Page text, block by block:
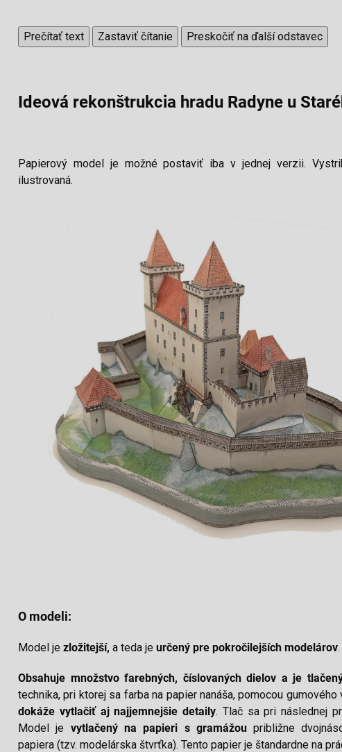
Prečítať text Zastaviť čítanie Preskočiť na ďalší odstavec
Ideová rekonštrukcia hradu Radyne u
Papierový model je možné postaviť iba v jednej verzii.
ilustrovaná.
O modeli:
Model je zložitejší, a teda je určený pre pokročilejších modelárov.
Obsahuje množstvo farebných, číslovaných dielov a je
technika, pri ktorej sa farba na papier nanáša, pomocou
dokáže vytlačiť aj najjemnejšie detaily. Tlač sa pri následnej
Model je vytlačený na papieri s gramážoupribližne
papiera (tzv. modelárska štvrťka). Tento papier je štandardne na